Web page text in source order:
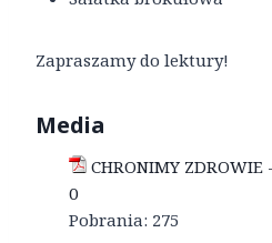
Zapraszamy do lektury!
Media
CHRONIMY
0
Pobrania: 275